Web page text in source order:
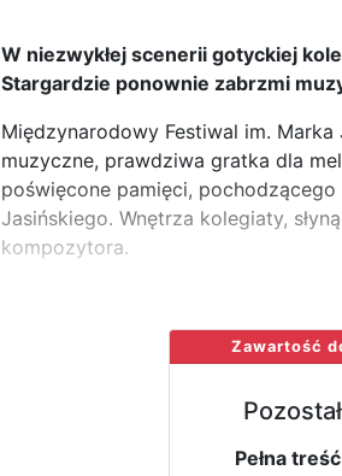
W niezwykłej scenerii gotyckiej
Stargardzie ponownie zabrzmi
Międzynarodowy Festiwal im.
muzyczne, prawdziwa gratka dla
poświęcone pamięci,
Jasińskiego. Wnętrza kolegiaty,
kompozytora.
Zawartość
Pełna